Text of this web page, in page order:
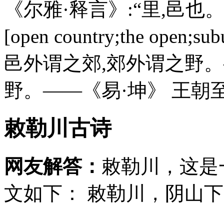
《尔雅·释言》:“里,邑也
[open country;the
邑外谓之郊,郊外谓之野
野。——《易·坤》 王朝
敕勒川古诗
网友解答： 敕勒川，这
文如下： 敕勒川，阴山